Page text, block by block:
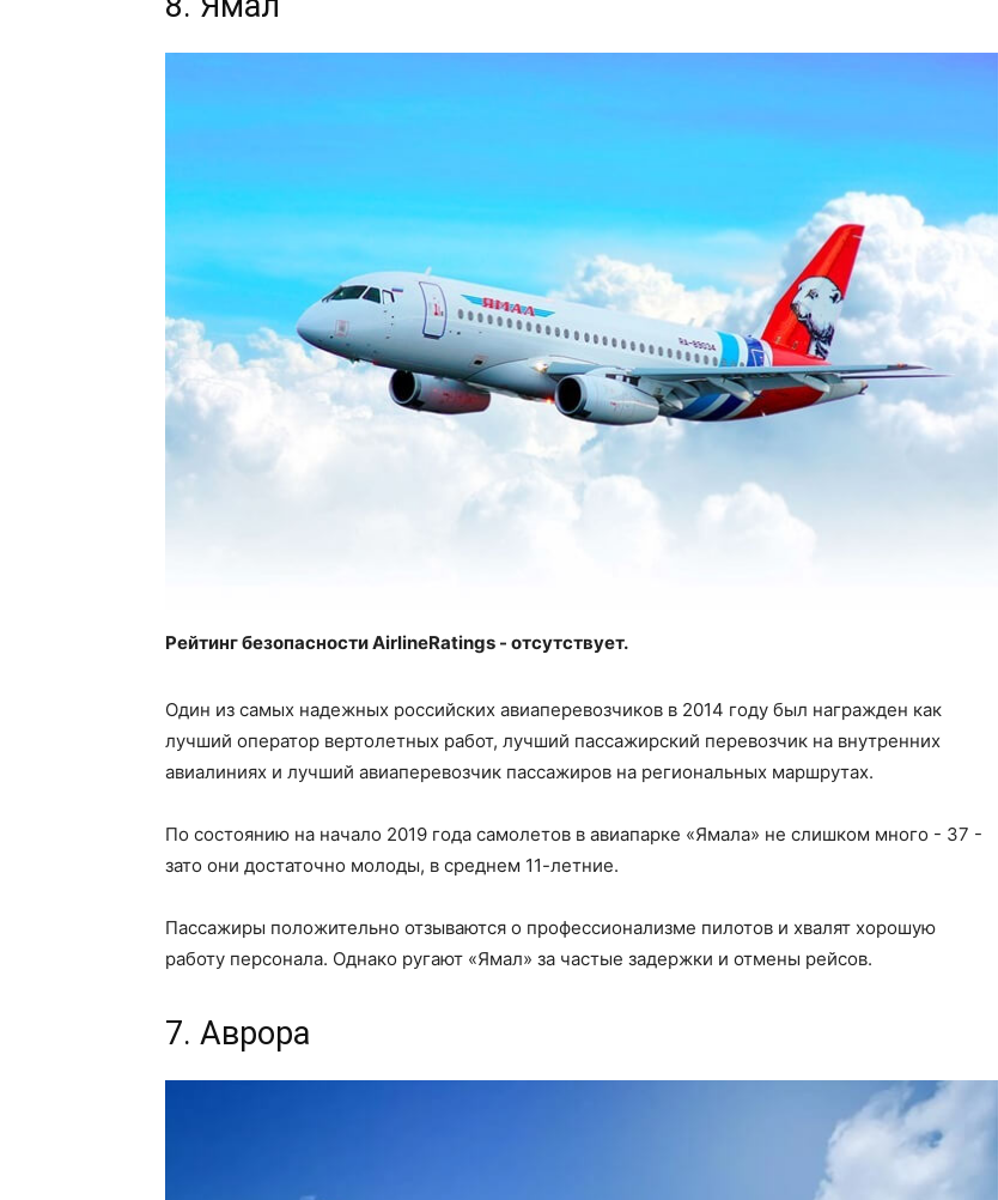
Рейтинг безопасности AirlineRatings - отсутствует.
Один из самых надежных российских авиаперевозчиков в 2014 году был награжден как
лучший оператор вертолетных работ, лучший пассажирский перевозчик на внутренних
авиалиниях и лучший авиаперевозчик пассажиров на региональных маршрутах.
По состоянию на начало 2019 года самолетов в авиапарке «Ямала» не слишком много - 37 -
зато они достаточно молоды, в среднем 11-летние.
Пассажиры положительно отзываются о профессионализме пилотов и хвалят хорошую
работу персонала. Однако ругают «Ямал» за частые задержки и отмены рейсов.
7. Аврора